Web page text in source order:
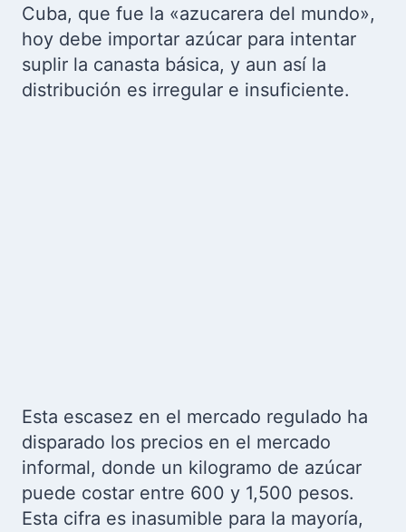
Cuba, que fue la «azucarera del mundo»,
hoy debe importar azúcar para intentar
suplir la canasta básica, y aun así la
distribución es irregular e insuficiente.
Esta escasez en el mercado regulado ha
disparado los precios en el mercado
informal, donde un kilogramo de azúcar
puede costar entre 600 y 1,500 pesos.
Esta cifra es inasumible para la mayoría,